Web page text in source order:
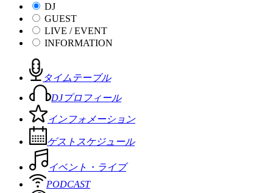
DJ
GUEST
LIVE / EVENT
INFORMATION
タイムテーブル
DJプロフィール
インフォメーション
ゲストスケジュール
イベント・ライブ
PODCAST